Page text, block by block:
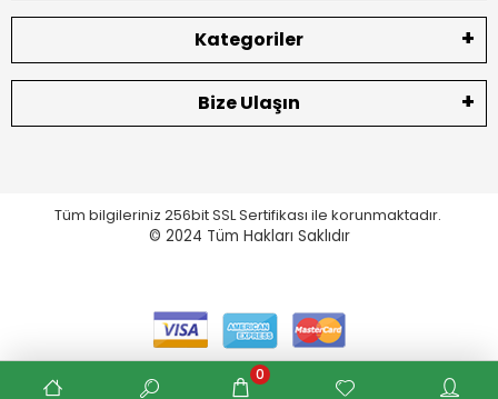
Kategoriler
Bize Ulaşın
Tüm bilgileriniz 256bit SSL Sertifikası ile korunmaktadır.
© 2024 Tüm Hakları Saklıdır
0